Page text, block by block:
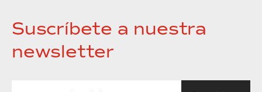
Suscríbete a nuestra
newsletter